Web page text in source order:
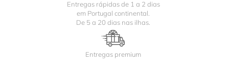
Entregas rápidas de 1 a 2 dias
em Portugal continental.
De 5 a 20 dias nas ilhas.
Entregas premium